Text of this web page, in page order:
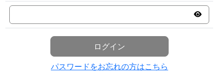
ログイン
パスワードをお忘れの方はこちら